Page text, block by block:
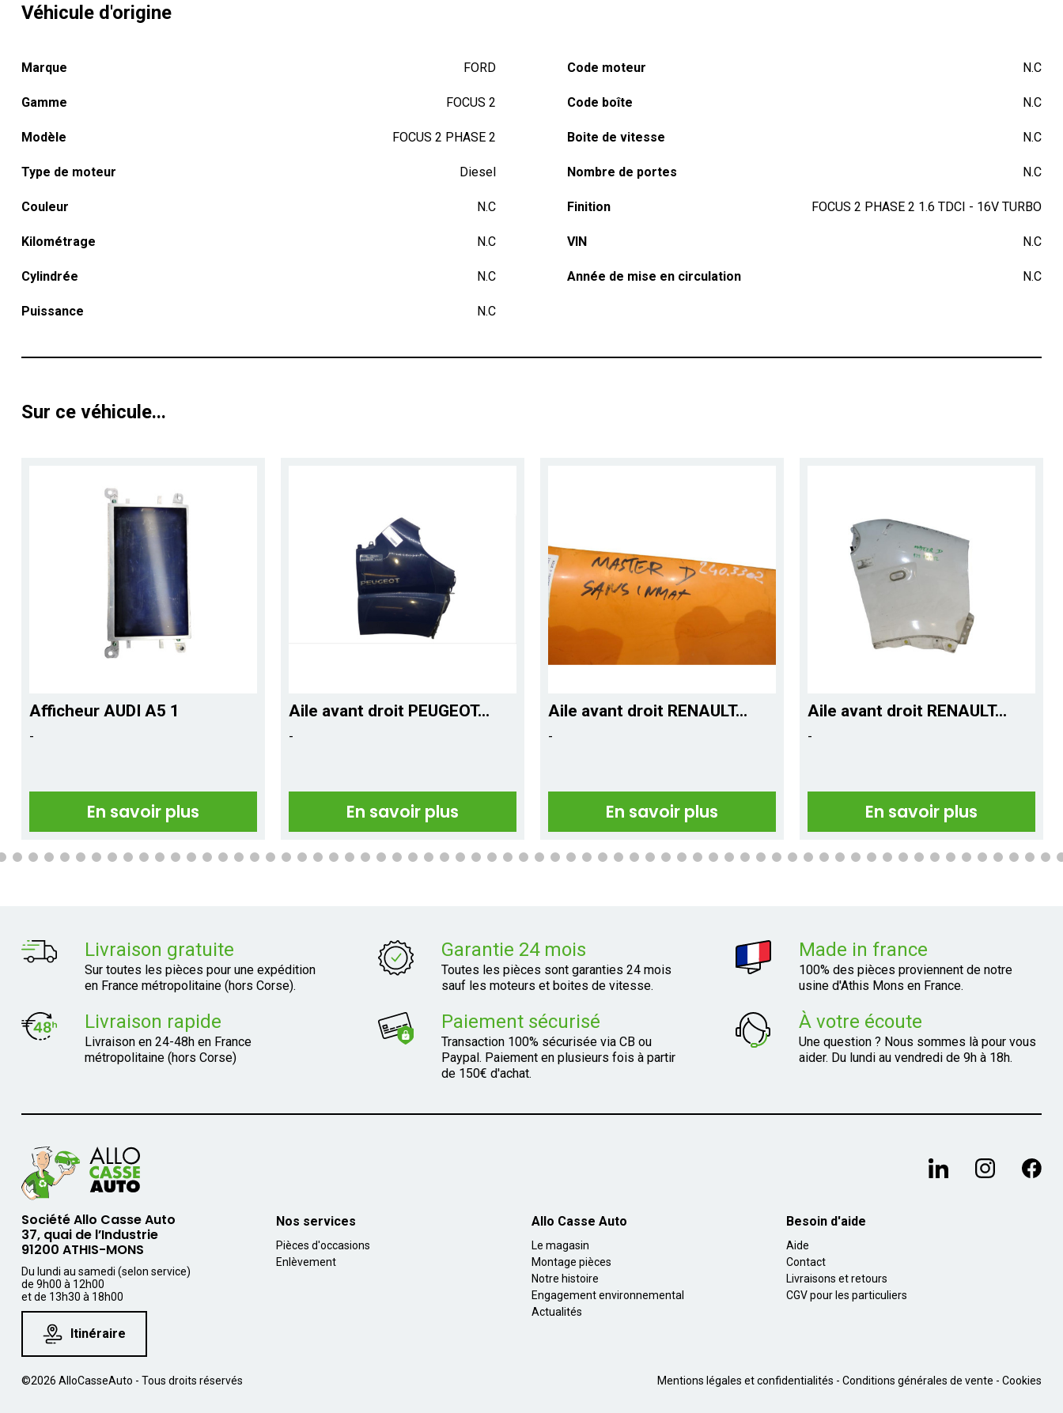
Véhicule d'origine
Marque FORD
Gamme FOCUS 2
Modèle FOCUS 2 PHASE 2
Type de moteur Diesel
Couleur N.C
Kilométrage N.C
Cylindrée N.C
Puissance N.C
Code moteur N.C
Code boîte N.C
Boite de vitesse N.C
Nombre de portes N.C
Finition FOCUS 2 PHASE 2 1.6 TDCI - 16V TURBO
VIN N.C
Année de mise en circulation N.C
Sur ce véhicule...
Afficheur AUDI A5 1
-
En savoir plus
Aile avant droit PEUGEOT...
-
En savoir plus
Aile avant droit RENAULT...
-
En savoir plus
Aile avant droit RENAULT...
-
En savoir plus
Livraison gratuite
Sur toutes les pièces pour une expédition
en France métropolitaine (hors Corse).
Garantie 24 mois
Toutes les pièces sont garanties 24 mois
sauf les moteurs et boites de vitesse.
Made in france
100% des pièces proviennent de notre
usine d'Athis Mons en France.
Livraison rapide
Livraison en 24-48h en France
métropolitaine (hors Corse)
Paiement sécurisé
Transaction 100% sécurisée via CB ou
Paypal. Paiement en plusieurs fois à partir
de 150€ d'achat.
À votre écoute
Une question ? Nous sommes là pour vous
aider. Du lundi au vendredi de 9h à 18h.
Société Allo Casse Auto
37, quai de l’Industrie
91200 ATHIS-MONS
Du lundi au samedi (selon service)
de 9h00 à 12h00
et de 13h30 à 18h00
Itinéraire
Nos services
Pièces d'occasions
Enlèvement
Allo Casse Auto
Le magasin
Montage pièces
Notre histoire
Engagement environnemental
Actualités
Besoin d'aide
Aide
Contact
Livraisons et retours
CGV pour les particuliers
©2026 AlloCasseAuto - Tous droits réservés Mentions légales et confidentialités Conditions générales de vente Cookies